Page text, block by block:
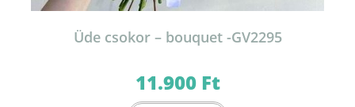
Üde csokor – bouquet -GV2295
11.900 Ft